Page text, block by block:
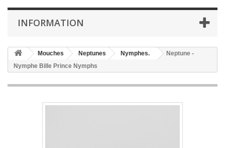
INFORMATION
Mouches Neptunes Nymphes.
Neptune -
Nymphe Bille Prince Nymphs